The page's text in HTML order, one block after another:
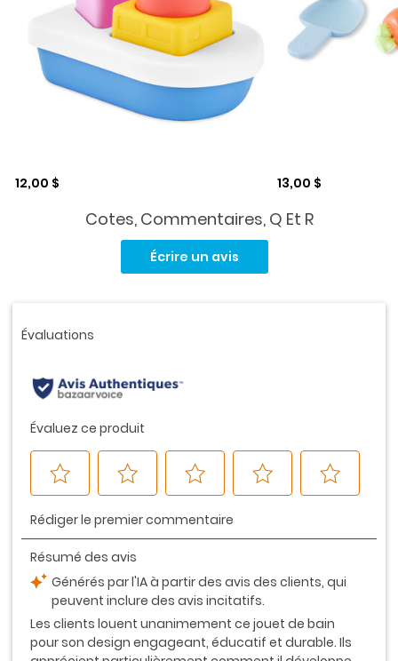
Prix de solde
12,00 $ Prix de solde
13,00 $
Cotes, Commentaires, Q Et R
la
Écrire un avis